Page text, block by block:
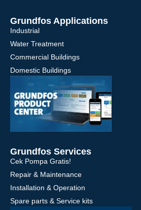
Grundfos Applications
Industrial
Water Treatment
Commercial Buildings
Domestic Buildings
Grundfos Services
Cek Pompa Gratis!
Repair & Maintenance
Installation & Operation
Spare parts & Service kits